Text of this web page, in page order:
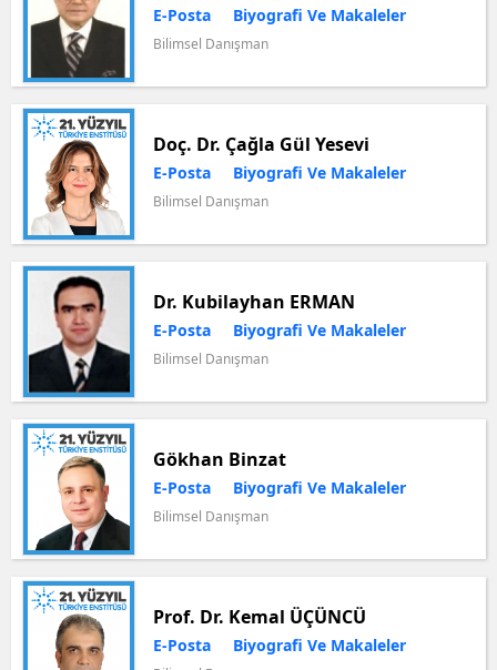
Bilimsel Danışman
E-Posta Biyografi Ve Makaleler
Doç. Dr. Çağla Gül Yesevi
Bilimsel Danışman
E-Posta Biyografi Ve Makaleler
Dr. Kubilayhan ERMAN
Bilimsel Danışman
E-Posta Biyografi Ve Makaleler
Gökhan Binzat
Bilimsel Danışman
E-Posta Biyografi Ve Makaleler
Prof. Dr. Kemal ÜÇÜNCÜ
E-Posta Biyografi Ve Makaleler